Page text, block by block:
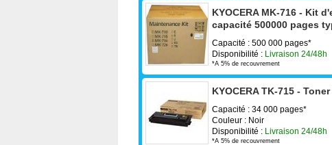
KYOCERA MK-716 - Kit
capacité 500000 pages
Capacité : 500 000 pages*
Disponibilité : Livraison 24/48h
*A 5% de recouvrement
KYOCERA TK-715 -
Capacité : 34 000 pages*
Couleur : Noir
Disponibilité : Livraison 24/48h
*A 5% de recouvrement